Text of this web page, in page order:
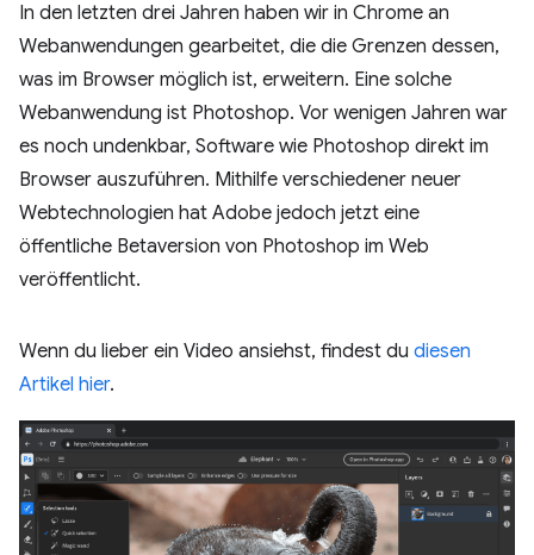
In den letzten drei Jahren haben wir in Chrome an
Webanwendungen gearbeitet, die die Grenzen dessen,
was im Browser möglich ist, erweitern. Eine solche
Webanwendung ist Photoshop. Vor wenigen Jahren war
es noch undenkbar, Software wie Photoshop direkt im
Browser auszuführen. Mithilfe verschiedener neuer
Webtechnologien hat Adobe jedoch jetzt eine
öffentliche Betaversion von Photoshop im Web
veröffentlicht.
Wenn du lieber ein Video ansiehst, findest du diesen
Artikel hier.